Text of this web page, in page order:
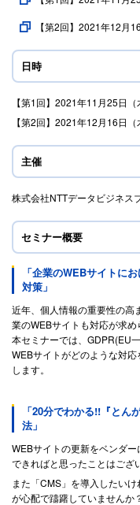
【第2回】2021年12月
日時
【第1回】2021年11月25日
【第2回】2021年12月16日
主催
株式会社NTTデータビジネス
セミナー概要
「企業のWEBサイトに
対策」
近年、個人情報の重要性の高
業のWEBサイトも対応が求め
本セミナーでは、GDPR(EU
WEBサイトがどのような対
します。
「20分でわかる!!『とん
法」
WEBサイトの更新をベンダ
できればと思ったことはござ
また「CMS」を導入したい
が心配で躊躇していませんか